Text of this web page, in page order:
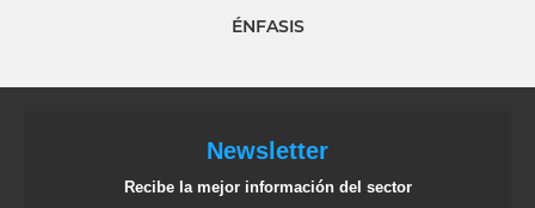
ÉNFASIS
Newsletter
Recibe la mejor información del sector